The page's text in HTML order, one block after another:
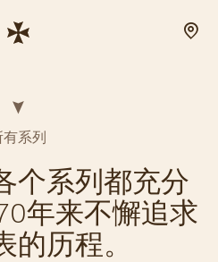
有系列
个系列都充分
年来不懈追求
的历程。